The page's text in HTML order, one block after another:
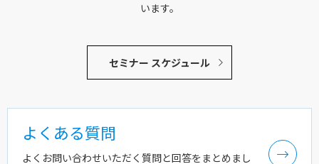
います。
セミナー スケジュール
よくある質問
よくお問い合わせいただく質問と回答をまとめまし